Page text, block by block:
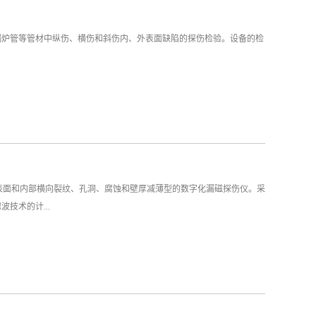
管等管材中纵伤、横伤和斜伤内、外表面缺陷的探伤检验。设备的检
和内部横向裂纹、孔洞、腐蚀和壁厚减薄型的数字化漏磁探伤仪。采
技术的计...